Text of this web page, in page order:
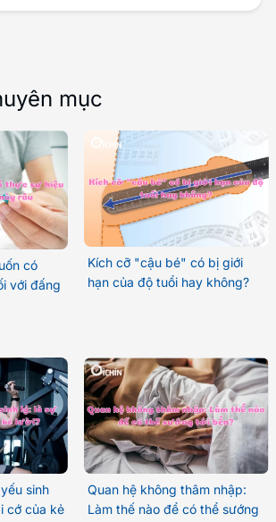
mục
có
với đấng
Kích cỡ "cậu bé" có bị giới
hạn của độ tuổi hay không?
sinh
cớ của kẻ
Quan hệ không thâm nhập:
Làm thế nào để có thể sướng